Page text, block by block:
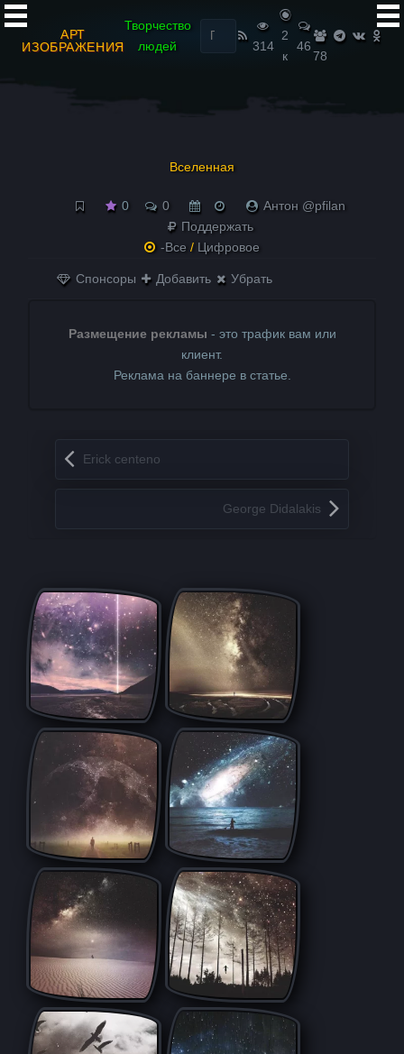
АРТ
ИЗОБРАЖЕНИЯ
Творчество
людей
Найти:
314
2
к
46
78
Вселенная
0 0
Антон @pfilan
Поддержать
-Все / Цифровое
Спонсоры Добавить Убрать
Размещение рекламы - это трафик вам или
клиент.
Реклама на баннере в статье.
Запись навигация
Erick centeno
George Didalakis